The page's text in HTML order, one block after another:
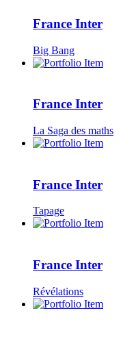
France Inter
Big Bang
France Inter
La Saga des maths
France Inter
Tapage
France Inter
Révélations